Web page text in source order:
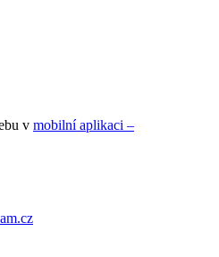
v mobilní aplikaci –